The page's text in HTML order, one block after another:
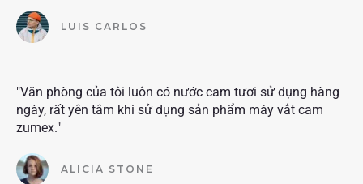
LUIS CARLOS
"Văn phòng của tôi luôn có nước cam tươi sử dụng hàng
ngày, rất yên tâm khi sử dụng sản phẩm máy vắt cam
zumex."
ALICIA STONE